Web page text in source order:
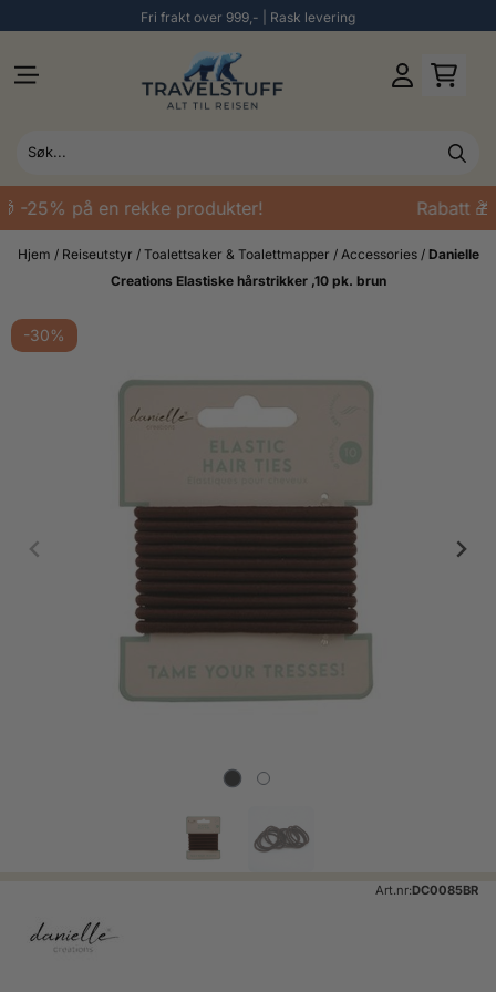
Fri frakt over 999,- | Rask levering
-25% på en rekke produkter! Rabatt
Hjem / Reiseutstyr / Toalettsaker & Toalettmapper / Accessories / Danielle
Creations Elastiske hårstrikker ,10 pk. brun
-30%
Art.nr:DC0085BR